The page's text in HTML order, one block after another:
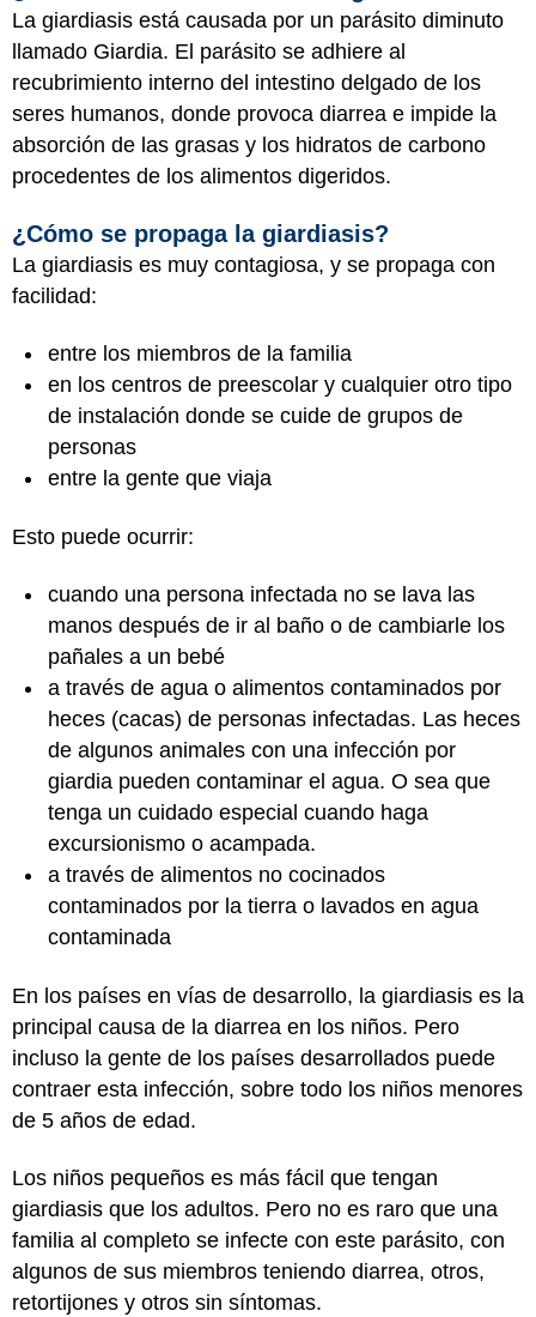
La giardiasis está causada por un parásito diminuto
llamado Giardia. El parásito se adhiere al
recubrimiento interno del intestino delgado de los
seres humanos, donde provoca diarrea e impide la
absorción de las grasas y los hidratos de carbono
procedentes de los alimentos digeridos.
¿Cómo se propaga la giardiasis?
La giardiasis es muy contagiosa, y se propaga con
facilidad:
entre los miembros de la familia
en los centros de preescolar y cualquier otro tipo
de instalación donde se cuide de grupos de
personas
entre la gente que viaja
Esto puede ocurrir:
cuando una persona infectada no se lava las
manos después de ir al baño o de cambiarle los
pañales a un bebé
a través de agua o alimentos contaminados por
heces (cacas) de personas infectadas. Las heces
de algunos animales con una infección por
giardia pueden contaminar el agua. O sea que
tenga un cuidado especial cuando haga
excursionismo o acampada.
a través de alimentos no cocinados
contaminados por la tierra o lavados en agua
contaminada
En los países en vías de desarrollo, la giardiasis es la
principal causa de la diarrea en los niños. Pero
incluso la gente de los países desarrollados puede
contraer esta infección, sobre todo los niños menores
de 5 años de edad.
Los niños pequeños es más fácil que tengan
giardiasis que los adultos. Pero no es raro que una
familia al completo se infecte con este parásito, con
algunos de sus miembros teniendo diarrea, otros,
retortijones y otros sin síntomas.